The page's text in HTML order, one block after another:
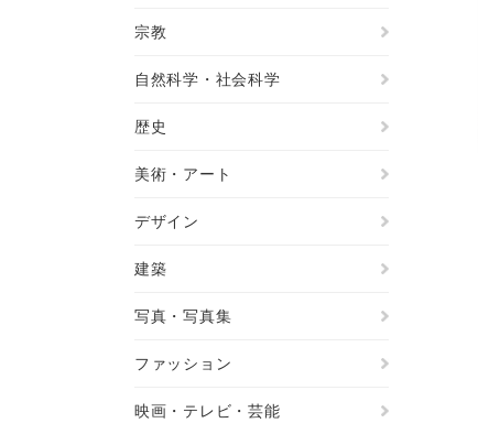
宗教
自然科学・社会科学
歴史
美術・アート
デザイン
建築
写真・写真集
ファッション
映画・テレビ・芸能